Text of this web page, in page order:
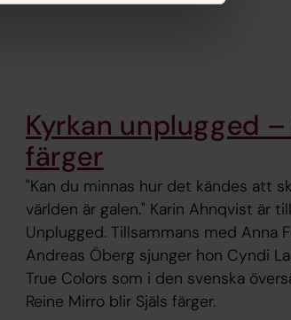
Kyrkan unplugged –
färger
"Kan du minnas hur det kändes att
världen är galen." Karin Ahnqvist är
Unplugged. Tillsammans med Anna
Andreas Öberg sjunger hon Cyndi
True Colors som i den svenska
Reine Mirro blir Själs färger.